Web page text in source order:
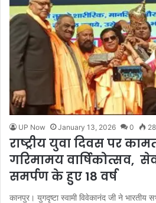
UP Now January 13, 2026 0
राष्ट्रीय युवा दिवस पर
गरिमामय वार्षिकोत्सव,
समर्पण के हुए 18 वर्ष
कानपुर। युगदृष्टा स्वामी विवेकानंद जी ने भारतीय